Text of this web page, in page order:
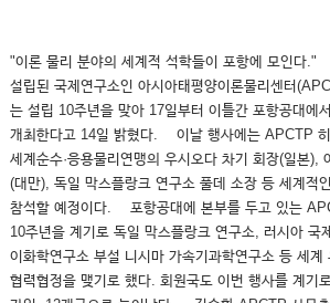
"이론 물리 분야의 세계적 석학들이 포항에 모인다
설립된 국제연구소인 아시아태평양이론물리센터
는 설립 10주년을 맞아 17일부터 이틀간 포항공대에
개최한다고 14일 밝혔다. 이날 행사에는 APCTP 히
세계순수·응용물리연맹의 우시오다 차기 회장(일본),
(대만), 독일 막스플랑크 연구소 풀데 소장 등 세계적
참석할 예정이다. 포항공대에 본부를 두고 있는
10주년을 계기로 독일 막스플랑크 연구소, 러시아 국
이화학연구소 부설 니시마 가속기과학연구소 등 세계
협력협정을 맺기로 했다. 회원국도 이번 행사를 계기